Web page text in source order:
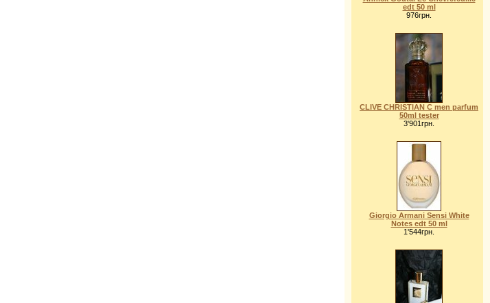
edt 50 ml
976грн.
CLIVE CHRISTIAN C men parfum
50ml tester
3'901грн.
Giorgio Armani Sensi White
Notes edt 50 ml
1'544грн.